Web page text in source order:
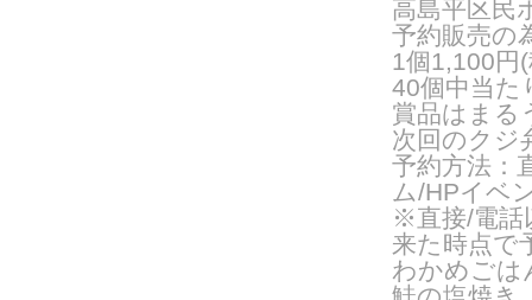
高島平区民
予約販売の
1個1,100円 (
40個中当た
賞品はまる
次回のクジ
予約方法：
ム/HPイベ
※直接/電
来た時点で
わかめごは